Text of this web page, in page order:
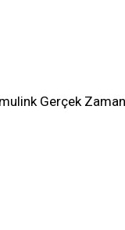
Gerçek